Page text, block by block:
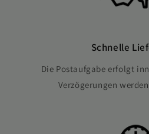
Schnelle
Die Postaufgabe erfolgt
Verzögerungen